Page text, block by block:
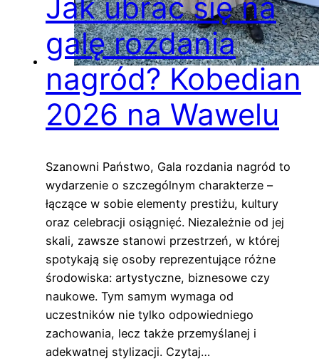
Jak ubrać się na
galę rozdania
nagród? Kobedian
2026 na Wawelu
Szanowni Państwo, Gala rozdania nagród to
wydarzenie o szczególnym charakterze –
łączące w sobie elementy prestiżu, kultury
oraz celebracji osiągnięć. Niezależnie od jej
skali, zawsze stanowi przestrzeń, w której
spotykają się osoby reprezentujące różne
środowiska: artystyczne, biznesowe czy
naukowe. Tym samym wymaga od
uczestników nie tylko odpowiedniego
zachowania, lecz także przemyślanej i
adekwatnej stylizacji. Czytaj…